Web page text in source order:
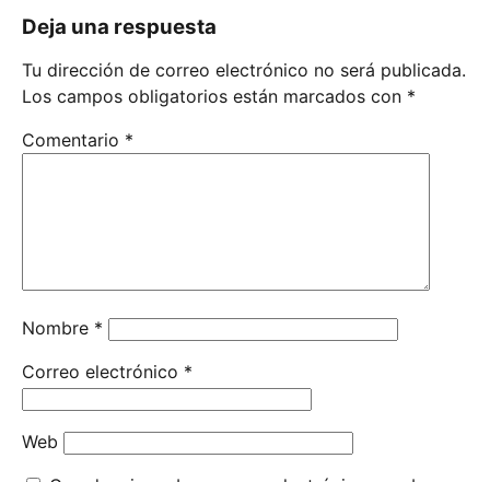
Deja una respuesta
Tu dirección de correo electrónico no será publicada.
Los campos obligatorios están marcados con *
Comentario *
Nombre *
Correo electrónico *
Web